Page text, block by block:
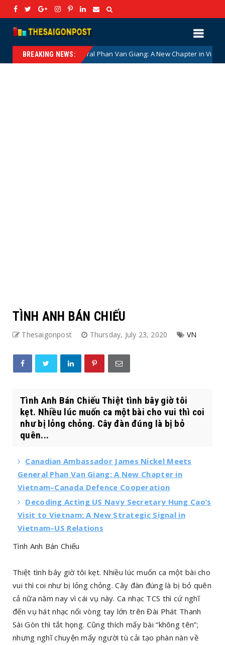
BREAKING NEWS:
Meets General Phan Van Giang: A New Chapter in Vietnam–Canada
TÌNH ANH BÁN CHIẾU
Thesaigonpost Thursday, July 23, 2020 VN
Tình Anh Bán Chiếu Thiệt tình bây giờ tôi
kẹt. Nhiều lúc muốn ca một bài cho vui thì coi
như bị lỏng chỏng. Cây đàn đúng là bị bỏ
quên...
Canadian Ambassador James Nickel Meets
General Phan Van Giang: A New Chapter in
Vietnam–Canada Defence Cooperation
Decoding Acting US Navy Secretary Hung Cao’s
Visit to Vietnam: A New Strategic Signal in
Vietnam–US Relations
Tình Anh Bán Chiếu
Thiệt tình bây giờ tôi kẹt. Nhiều lúc muốn ca một bài cho
vui thì coi như bị lỏng chỏng. Cây đàn đúng là bị bỏ quên
cả nữa năm nay vì cái vụ này. Ca nhạc TCS thì cứ nghĩ
đến vụ hát nhạc nối vòng tay lớn trên Đài Phát Thanh
Sài Gòn thì tắt họng. Cũng thích mấy bài “không tên”;
nhưng nghĩ chuyện mấy người tù cải tạo phàn nàn về